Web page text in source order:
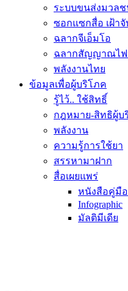
ระบบขนส่งมวล
ซอกแซกสื่อ เฝ้า
ฉลากจีเอ็มโอ
ฉลากสัญญาณไฟ
พลังงานไทย
ข้อมูลเพื่อผู้บริโภค
รู้ไว้.. ใช้สิทธิ์
กฎหมาย-สิทธิผู้บ
พลังงาน
ความรู้การใช้ยา
สรรหามาฝาก
สื่อเผยแพร่
หนังสือคู่มื
Infographic
มัลติมีเดีย